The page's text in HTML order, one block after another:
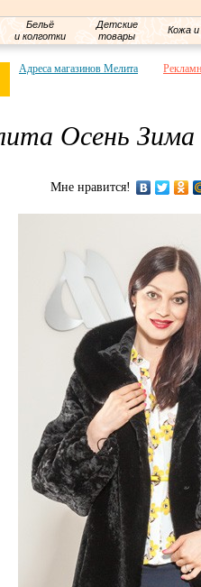
Бельё
и колготки
Детские
товары
Кожа
Адреса магазинов Мелита
Осень
Мне нравится!